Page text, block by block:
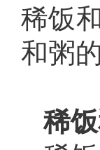
稀饭
和粥
稀